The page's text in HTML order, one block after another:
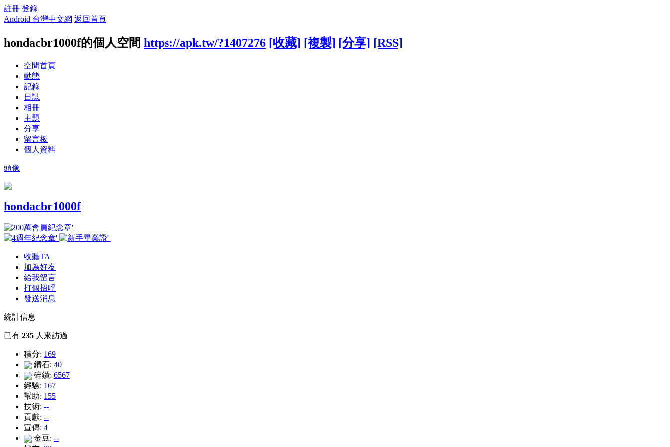
註冊 登錄
Android 台灣中文網 返回首頁
hondacbr1000f的個人空間 https://apk.tw/?1407276 [收藏] [複製] [分享] [RSS]
空間首頁
動態
記錄
日誌
相冊
主題
分享
留言板
個人資料
頭像
hondacbr1000f
收聽TA
加為好友
給我留言
打個招呼
發送消息
統計信息
已有 235 人來訪過
積分: 169
鑽石: 40
碎鑽: 6567
經驗: 167
幫助: 155
技術: --
貢獻: --
宣傳: 4
金豆: --